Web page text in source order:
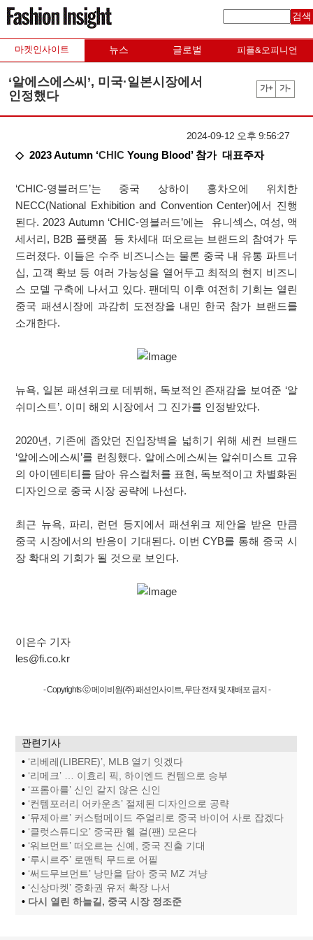
검색
마켓인사이트 뉴스 글로벌 피플&오피니언
‘알에스에스씨’, 미국·일본시장에서
인정했다
가+ 가-
2024-09-12 오후 9:56:27
◇ 2023 Autumn ‘CHICYoung Blood’ 참가 대표주자
‘CHIC-영블러드’는 중국 상하이 홍차오에 위치한
NECC(National Exhibition and Convention Center)에서 진행
된다. 2023 Autumn ‘CHIC-영블러드’에는 유니섹스, 여성, 액
세서리, B2B 플랫폼 등 차세대 떠오르는 브랜드의 참여가 두
드러졌다. 이들은 수주 비즈니스는 물론 중국 내 유통 파트너
십, 고객 확보 등 여러 가능성을 열어두고 최적의 현지 비즈니
스 모델 구축에 나서고 있다. 팬데믹 이후 여전히 기회는 열린
중국 패션시장에 과감히 도전장을 내민 한국 참가 브랜드를
소개한다.
뉴욕, 일본 패션위크로 데뷔해, 독보적인 존재감을 보여준 ‘알
쉬미스트’. 이미 해외 시장에서 그 진가를 인정받았다.
2020년, 기존에 좁았던 진입장벽을 넓히기 위해 세컨 브랜드
‘알에스에스씨’를 런칭했다. 알에스에스씨는 알쉬미스트 고유
의 아이덴티티를 담아 유스컬처를 표현, 독보적이고 차별화된
디자인으로 중국 시장 공략에 나선다.
최근 뉴욕, 파리, 런던 등지에서 패션위크 제안을 받은 만큼
중국 시장에서의 반응이 기대된다. 이번 CYB를 통해 중국 시
장 확대의 기회가 될 것으로 보인다.
이은수 기자
les@fi.co.kr
- Copyrights ⓒ 메이비원(주) 패션인사이트, 무단 전재 및 재배포 금지 -
관련기사
• ‘리베레(LIBERE)’, MLB 열기 잇겠다
• ‘리메크’ … 이효리 픽, 하이엔드 컨템으로 승부
• ‘프롬아를’ 신인 같지 않은 신인
• ‘컨템포러리 어카운츠’ 절제된 디자인으로 공략
• ‘뮤제아르’ 커스텀메이드 주얼리로 중국 바이어 사로 잡겠다
• ‘클럿스튜디오’ 중국판 헬 걸(팬) 모은다
• ‘워브먼트’ 떠오르는 신예, 중국 진출 기대
• ‘루시르주’ 로맨틱 무드로 어필
• ‘써드무브먼트’ 낭만을 담아 중국 MZ 겨냥
• ‘신상마켓’ 중화권 유저 확장 나서
• 다시 열린 하늘길, 중국 시장 정조준